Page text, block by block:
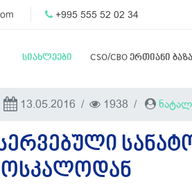
+995 555 52 02 34
სიახლეები CSO/CBO ერთიანი ბაზა
13.05.2016 1938